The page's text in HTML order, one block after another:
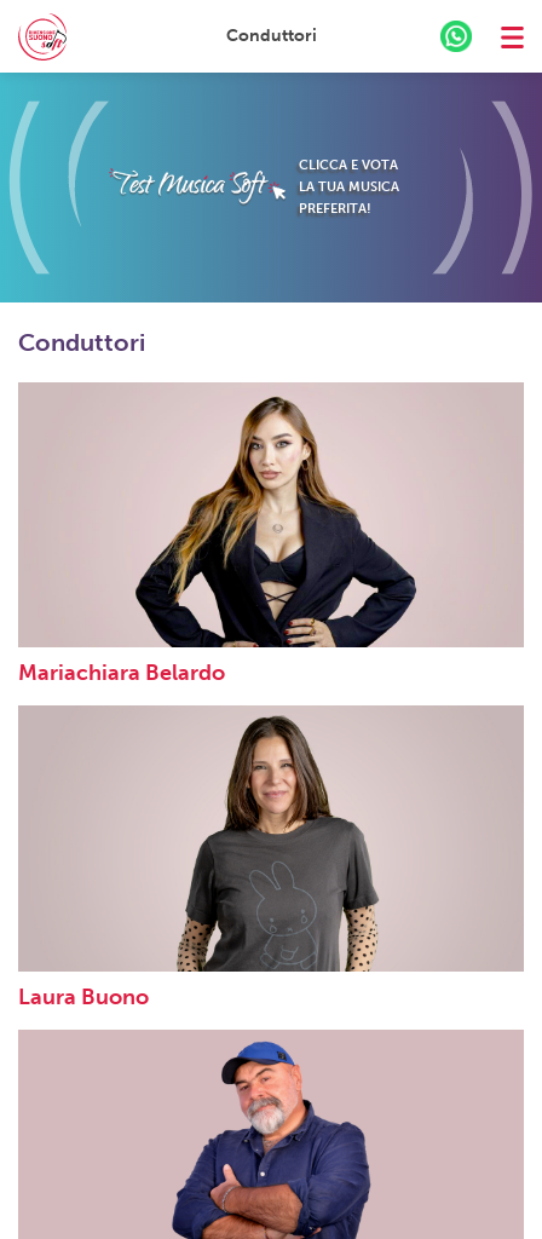
content
Conduttori
CLICCA E VOTA
LA TUA MUSICA
PREFERITA!
Conduttori
Mariachiara Belardo
Laura Buono